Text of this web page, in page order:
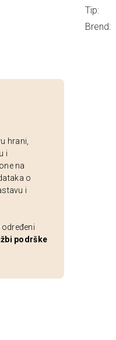
hrani,
i
na
o
i
podrške
Tip:
Brend: